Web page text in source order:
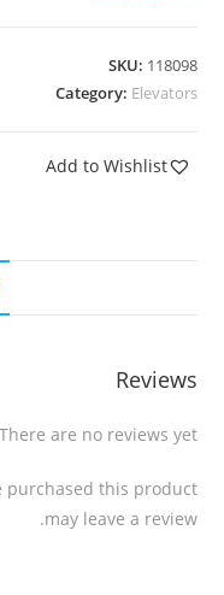
SKU: 118098
Category: Elevators
Add to Wishlist
Reviews
There are no reviews yet.
purchased this product
may leave a review.